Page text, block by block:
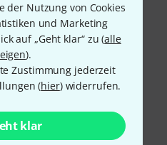
der Nutzung von Cookies
und Marketing
auf „Geht klar“ zu (alle
).
Zustimmung jederzeit
(hier) widerrufen.
klar
sicher per Nachnahme,
Klarna Sofort bezahlen